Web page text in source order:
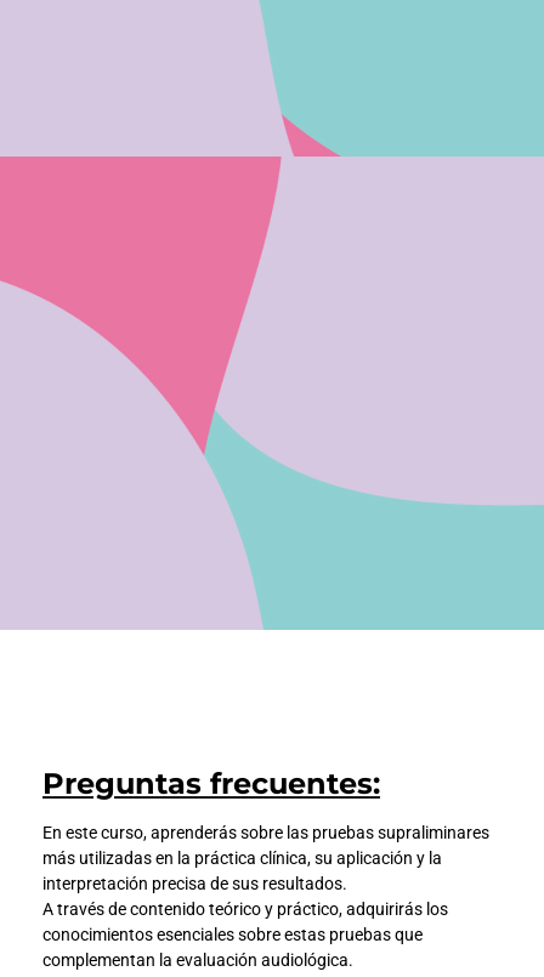
Preguntas frecuentes:
En este curso, aprenderás sobre las pruebas supraliminares
más utilizadas en la práctica clínica, su aplicación y la
interpretación precisa de sus resultados.
A través de contenido teórico y práctico, adquirirás los
conocimientos esenciales sobre estas pruebas que
complementan la evaluación audiológica.